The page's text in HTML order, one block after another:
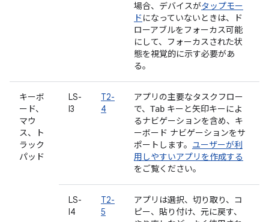
場合、デバイスがタップモー
ドになっていないときは、ド
ローアブルをフォーカス可能
にして、フォーカスされた状
態を視覚的に示す必要があ
る。
キーボ
ード、
マウ
ス、ト
ラック
パッド
LS-
I3
T2-
4
アプリの主要なタスクフロー
で、 Tab キーと矢印キーによ
るナビゲーションを含め、キ
ーボード ナビゲーションをサ
ポートします。 ユーザーが利
用しやすいアプリを作成する
をご覧ください。
LS-
I4
T2-
5
アプリは選択、切り取り、コ
ピー、貼り付け、元に戻す、